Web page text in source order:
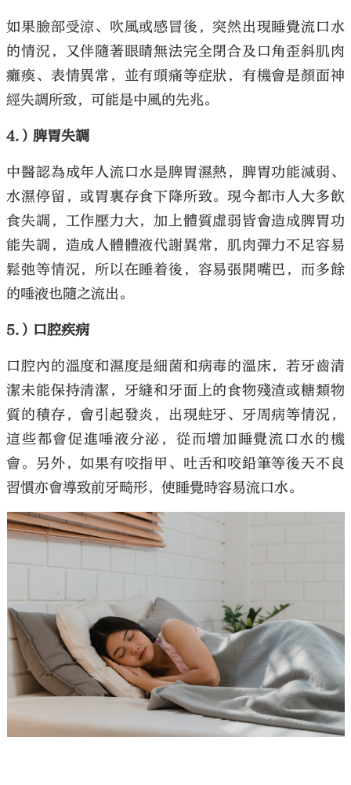
如果臉部受涼、吹風或感冒後，突然出現睡覺流口水
的情況，又伴隨著眼睛無法完全閉合及口角歪斜肌肉
癱瘓、表情異常，並有頭痛等症狀，有機會是顏面神
經失調所致，可能是中風的先兆。
4. ）脾胃失調
中醫認為成年人流口水是脾胃濕熱，脾胃功能減弱、
水濕停留，或胃裏存食下降所致。現今都市人大多飲
食失調，工作壓力大，加上體質虛弱皆會造成脾胃功
能失調，造成人體體液代謝異常，肌肉彈力不足容易
鬆弛等情況，所以在睡着後，容易張開嘴巴，而多餘
的唾液也隨之流出。
5. ）口腔疾病
口腔內的溫度和濕度是細菌和病毒的溫床，若牙齒清
潔未能保持清潔，牙縫和牙面上的食物殘渣或糖類物
質的積存，會引起發炎，出現蛀牙、牙周病等情況，
這些都會促進唾液分泌，從而增加睡覺流口水的機
會。另外，如果有咬指甲、吐舌和咬鉛筆等後天不良
習慣亦會導致前牙畸形，使睡覺時容易流口水。